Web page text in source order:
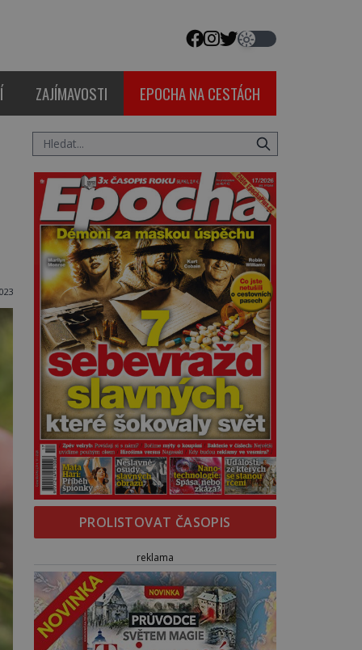
ZAJÍMAVOSTI EPOCHA NA CESTÁCH
PROLISTOVAT ČASOPIS
reklama